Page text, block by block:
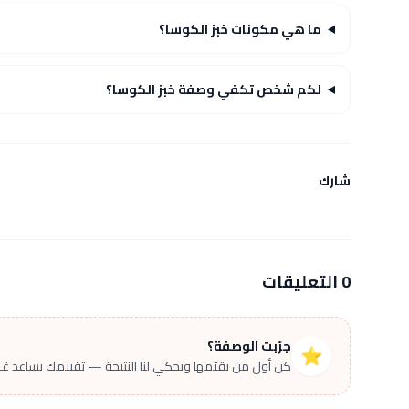
ما هي مكونات خبز الكوسا؟
لكم شخص تكفي وصفة خبز الكوسا؟
شارك
0 التعليقات
⭐ جرّبت الوصفة؟
كن أول من يقيّمها ويحكي لنا النتيجة — تقييمك يساعد